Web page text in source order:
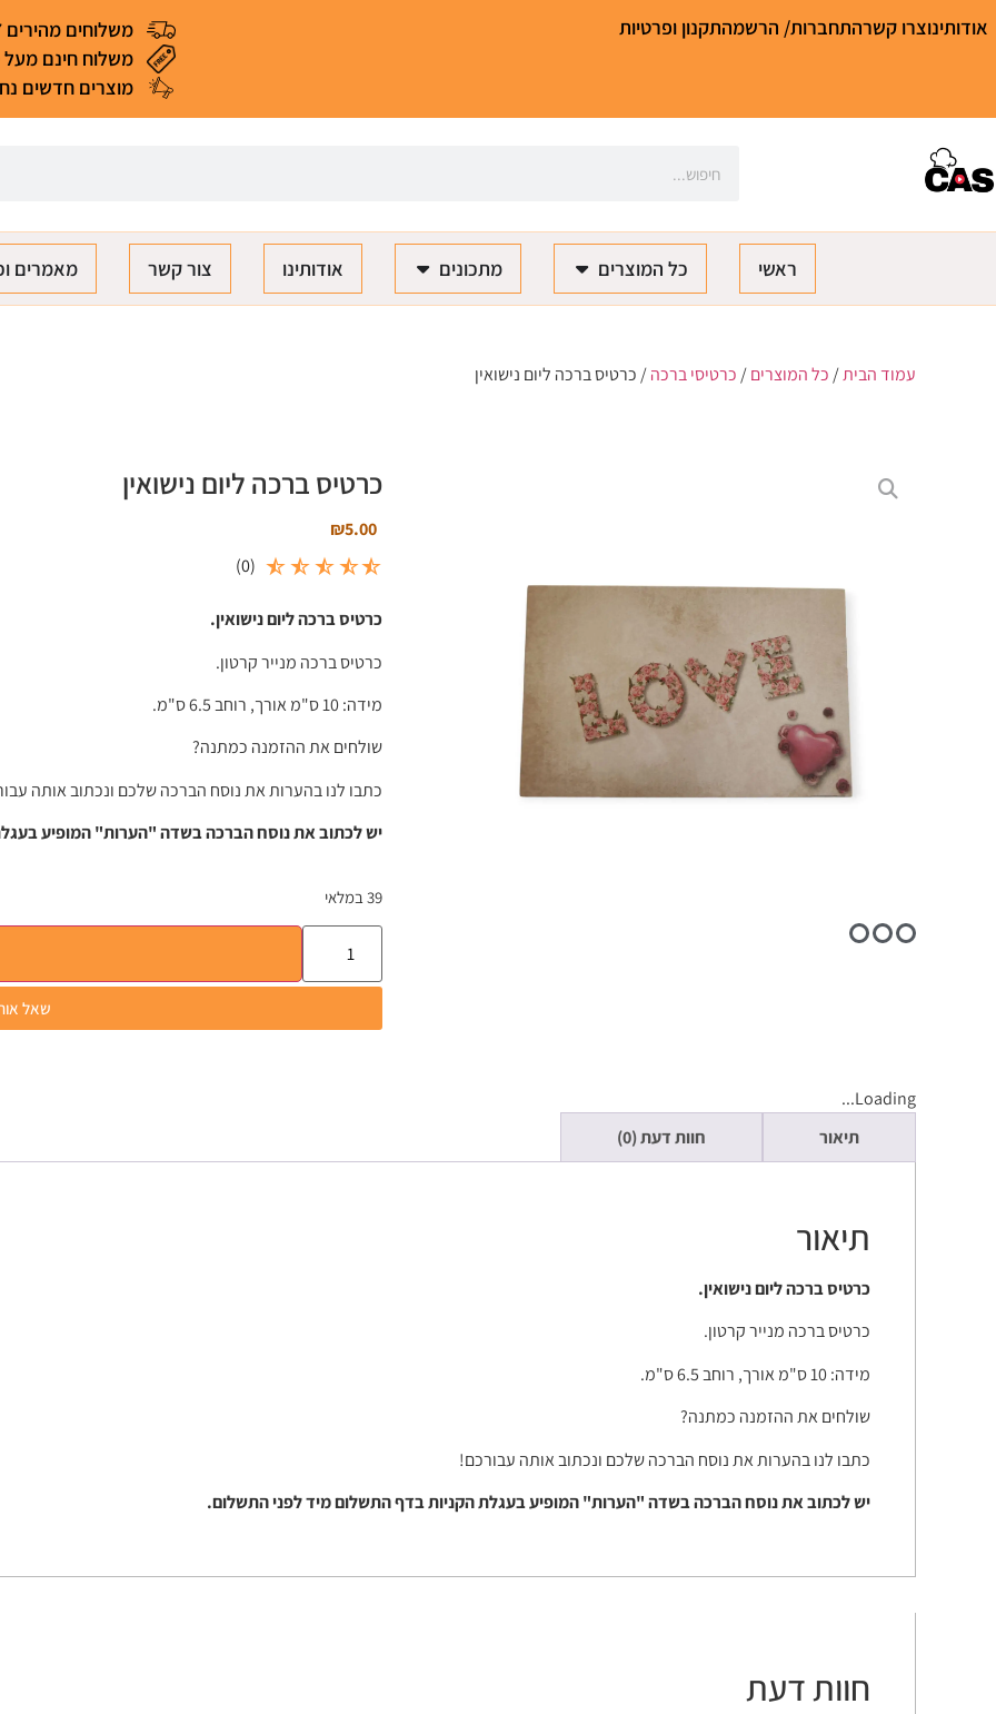
אודותינוצרו קשרהתחברות/ הרשמהתקנון ופרטיות
משלוחים מהירים 4-7 ימי עסקים
משלוח חינם מעל 299 ₪ (*למעט מאכלים ומוצרים רגישים)
מוצרים חדשים
ראשי כל המוצרים מתכונים אודותינו צור קשר מאמרים
עמוד הבית/כל המוצרים/כרטיסי ברכה/ כרטיס ברכה ליום נישואין
כרטיס ברכה ליום נישואין
₪5.00
(
0
)
כרטיס ברכה ליום נישואין.
כרטיס ברכה מנייר קרטון.
מידה: 10 ס"מ אורך, רוחב 6.5 ס"מ.
שולחים את ההזמנה כמתנה?
כתבו לנו בהערות את נוסח הברכה שלכם ונכתוב אותה
יש לכתוב את נוסח הברכה בשדה "הערות" המופיע
39 במלאי
שאל
Loading...
תיאור
חוות דעת (0)
תיאור
כרטיס ברכה ליום נישואין.
כרטיס ברכה מנייר קרטון.
מידה: 10 ס"מ אורך, רוחב 6.5 ס"מ.
שולחים את ההזמנה כמתנה?
כתבו לנו בהערות את נוסח הברכה שלכם ונכתוב אותה עבורכם!
יש לכתוב את נוסח הברכה בשדה "הערות" המופיע בעגלת הקניות בדף התשלום מיד לפני התשלום.
חוות דעת